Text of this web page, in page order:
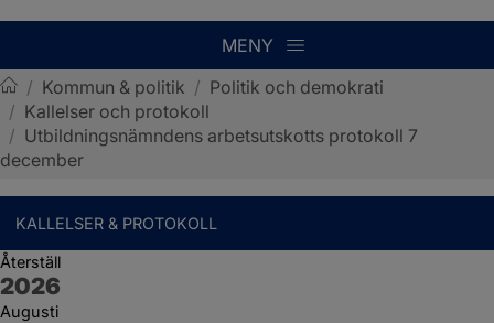
MENY
Sotenäs kommun
/ Kommun & politik / Politik och demokrati
/ Kallelser och protokoll
/ Utbildningsnämndens arbetsutskotts protokoll 7
december
KALLELSER & PROTOKOLL
Återställ
År:
2026
Augusti